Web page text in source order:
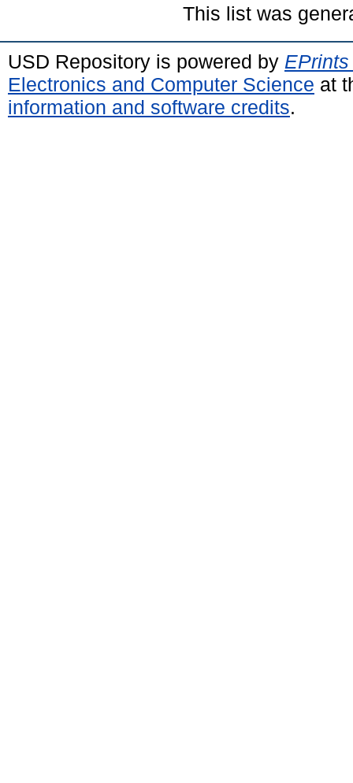
This list was
USD Repository is powered by
Electronics and Computer Science at
information and software credits.